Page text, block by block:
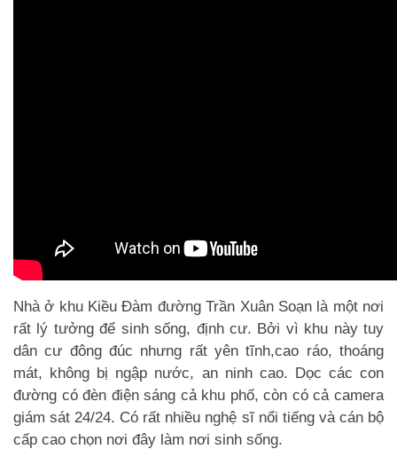
Nhà ở khu Kiều Đàm đường Trần Xuân Soạn là một nơi
rất lý tưởng để sinh sống, định cư. Bởi vì khu này tuy
dân cư đông đúc nhưng rất yên tĩnh,cao ráo, thoáng
mát, không bị ngập nước, an ninh cao. Dọc các con
đường có đèn điện sáng cả khu phố, còn có cả camera
giám sát 24/24. Có rất nhiều nghệ sĩ nổi tiếng và cán bộ
cấp cao chọn nơi đây làm nơi sinh sống.